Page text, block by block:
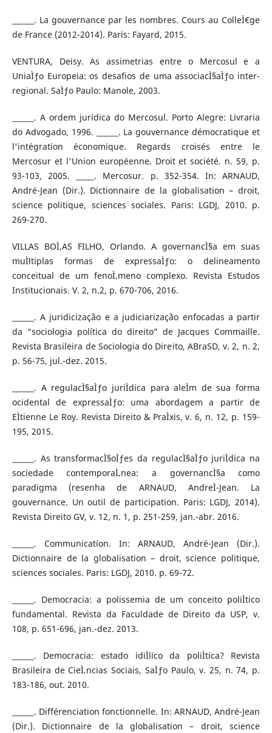
______. La gouvernance par les nombres. Cours au ColleÌ€ge
de France (2012-2014). Paris: Fayard, 2015.
VENTURA, Deisy. As assimetrias entre o Mercosul e a
UniaÌƒo Europeia: os desafios de uma associacÌ§aÌƒo inter-
regional. SaÌƒo Paulo: Manole, 2003.
______. A ordem jurídica do Mercosul. Porto Alegre: Livraria
do Advogado, 1996. ______. La gouvernance démocratique et
l'intégration économique. Regards croisés entre le
Mercosur et l'Union européenne. Droit et société. n. 59, p.
93-103, 2005. _____. Mercosur. p. 352-354. In: ARNAUD,
André-Jean (Dir.). Dictionnaire de la globalisation – droit,
science politique, sciences sociales. Paris: LGDJ, 2010. p.
269-270.
VILLAS BOÌ‚AS FILHO, Orlando. A governancÌ§a em suas
muÌltiplas formas de expressaÌƒo: o delineamento
conceitual de um fenoÌ‚meno complexo. Revista Estudos
Institucionais. V. 2, n.2, p. 670-706, 2016.
______. A juridicização e a judiciarização enfocadas a partir
da “sociologia política do direito” de Jacques Commaille.
Revista Brasileira de Sociologia do Direito, ABraSD, v. 2, n. 2,
p. 56-75, jul.-dez. 2015.
______. A regulacÌ§aÌƒo juriÌdica para aleÌm de sua forma
ocidental de expressaÌƒo: uma abordagem a partir de
EÌtienne Le Roy. Revista Direito & PraÌxis, v. 6, n. 12, p. 159-
195, 2015.
______. As transformacÌ§oÌƒes da regulacÌ§aÌƒo juriÌdica na
sociedade contemporaÌ‚nea: a governancÌ§a como
paradigma (resenha de ARNAUD, AndreÌ-Jean. La
gouvernance. Un outil de participation. Paris: LGDJ, 2014).
Revista Direito GV, v. 12, n. 1, p. 251-259, jan.-abr. 2016.
______. Communication. In: ARNAUD, André-Jean (Dir.).
Dictionnaire de la globalisation – droit, science politique,
sciences sociales. Paris: LGDJ, 2010. p. 69-72.
______. Democracia: a polissemia de um conceito poliÌtico
fundamental. Revista da Faculdade de Direito da USP, v.
108, p. 651-696, jan.-dez. 2013.
______. Democracia: estado idiÌlico da poliÌtica? Revista
Brasileira de CieÌ‚ncias Sociais, SaÌƒo Paulo, v. 25, n. 74, p.
183-186, out. 2010.
______. Différenciation fonctionnelle. In: ARNAUD, André-Jean
(Dir.). Dictionnaire de la globalisation – droit, science